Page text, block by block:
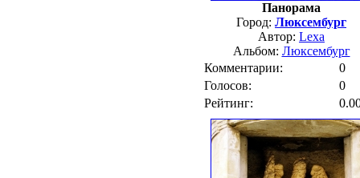
Панорама
Город: Люксембург
Автор: Lexa
Альбом: Люксембург
Комментарии:
0
Голосов:
0
Рейтинг: